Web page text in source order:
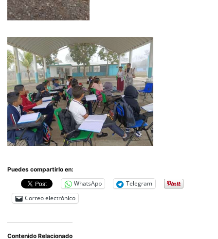
Puedes compartirlo en:
WhatsApp
Telegram
Correo electrónico
Contenido Relacionado